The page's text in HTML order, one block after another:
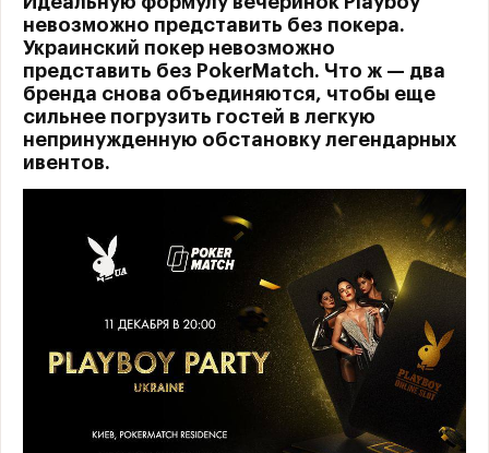
невозможно представить без покера.
Украинский покер невозможно
представить без PokerMatch. Что ж — два
бренда снова объединяются, чтобы еще
сильнее погрузить гостей в легкую
непринужденную обстановку легендарных
ивентов.